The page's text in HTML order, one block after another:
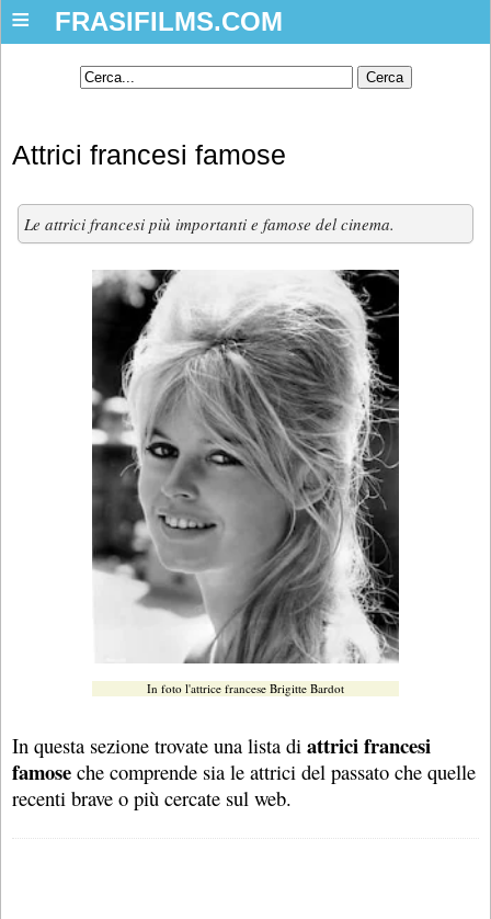
FRASIFILMS.COM
≡
Attrici francesi famose
Le attrici francesi più importanti e famose del cinema.
In foto l'attrice francese Brigitte Bardot
In questa sezione trovate una lista di attrici francesi
famose che comprende sia le attrici del passato che quelle
recenti brave o più cercate sul web.